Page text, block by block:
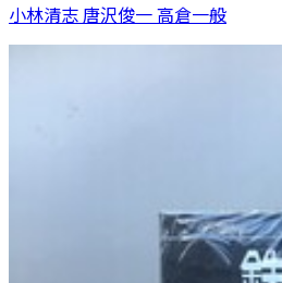
小林清志 唐沢俊一 高倉一般